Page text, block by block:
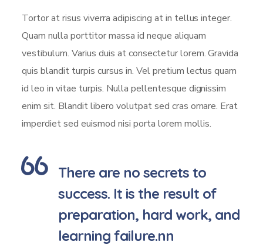
Tortor at risus viverra adipiscing at in tellus integer.
Quam nulla porttitor massa id neque aliquam
vestibulum. Varius duis at consectetur lorem. Gravida
quis blandit turpis cursus in. Vel pretium lectus quam
id leo in vitae turpis. Nulla pellentesque dignissim
enim sit. Blandit libero volutpat sed cras ornare. Erat
imperdiet sed euismod nisi porta lorem mollis.
There are no secrets to
success. It is the result of
preparation, hard work, and
learning failure.nn